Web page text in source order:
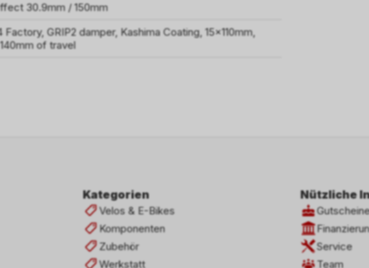
30.9mm / 150mm
Factory, GRIP2 damper, Kashima Coating, 15x110mm,
of travel
Kategorien
Velos & E-Bikes
Komponenten
Zubehör
Werkstatt
Nützliche
Service
Team